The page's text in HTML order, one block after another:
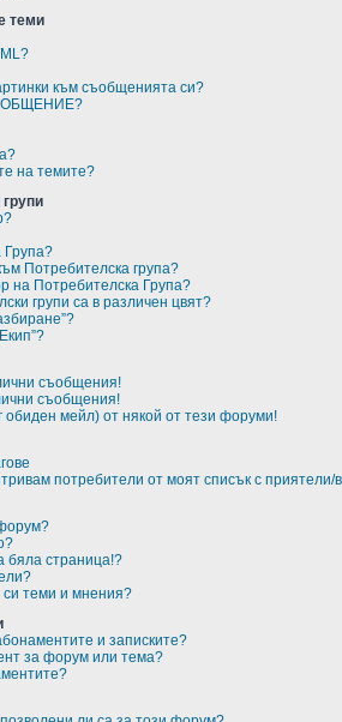
теми
към съобщенията си?
на темите?
Група?
Потребителска група?
на Потребителска Група?
групи са в различен цвят?
съобщения!
съобщения!
обиден мейл) от някой от тези форуми!
потребители от моят списък с приятели/
страница!?
си теми и мнения?
и записките?
за форум или тема?